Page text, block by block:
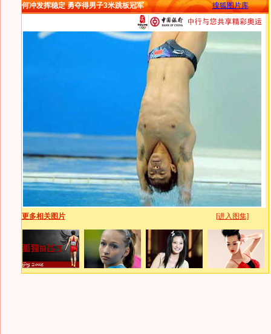
何冲发挥稳定 勇夺得男子3米跳板冠军 搜狐图片库
更多相关图片 [进入图集]